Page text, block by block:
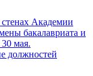
Академии
бакалавриата и
мая.
должностей